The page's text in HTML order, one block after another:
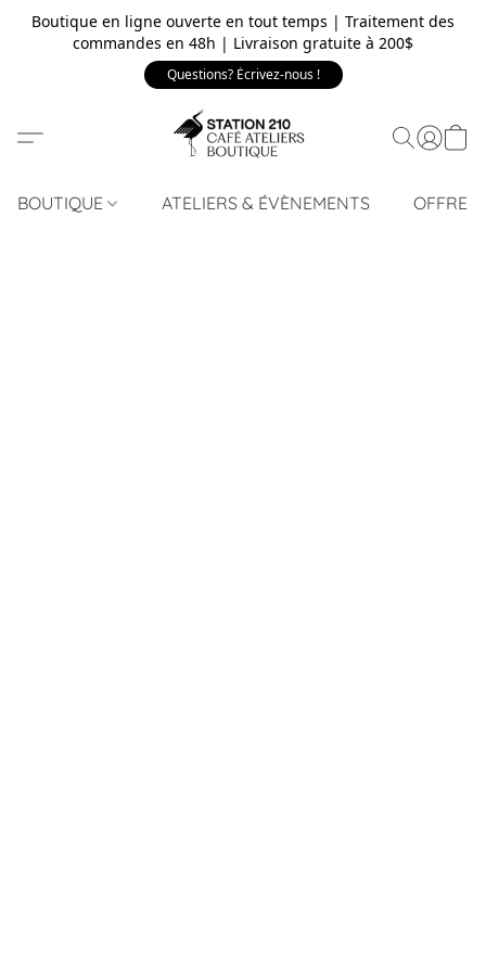
Boutique en ligne ouverte en tout temps | Traitement des
commandes en 48h | Livraison gratuite à 200$
Questions? Écrivez-nous !
BOUTIQUE ATELIERS & ÉVÈNEMENTS OFFRE